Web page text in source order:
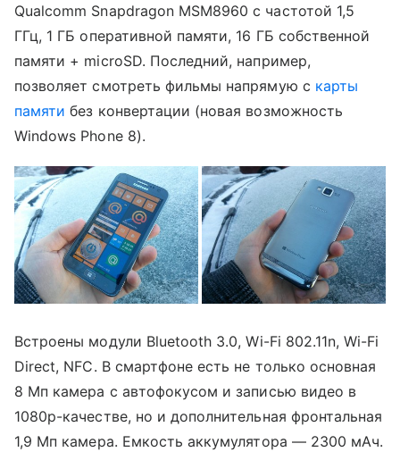
Qualcomm Snapdragon MSM8960 с частотой 1,5
ГГц, 1 ГБ оперативной памяти, 16 ГБ собственной
памяти + microSD. Последний, например,
позволяет смотреть фильмы напрямую с карты
памяти без конвертации (новая возможность
Windows Phone 8).
Встроены модули Bluetooth 3.0, Wi-Fi 802.11n, Wi-Fi
Direct, NFC. В смартфоне есть не только основная
8 Мп камера с автофокусом и записью видео в
1080р-качестве, но и дополнительная фронтальная
1,9 Мп камера. Емкость аккумулятора — 2300 мАч.